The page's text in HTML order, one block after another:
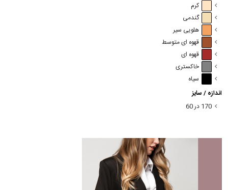
کرم
گندمی
هلویی سیر
قهوه ای متوسط
قهوه ای
خاکستری
سیاه
اندازه / سایز
170 در 60